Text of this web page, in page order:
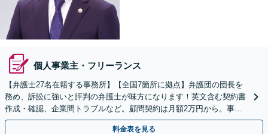
個人事業主・フリーランス
【弁護士27名在籍する事務所】【全国7箇所に拠点】弁護団の団長を
務め、訴訟に強いと評判の弁護士が味方になります！英文含む契約書
作成・確認、企業間トラブルなど。顧問契約は月額2万円から。事業
成長を法的側面より支援いたします【ビデオ面談可】
料金表を見る